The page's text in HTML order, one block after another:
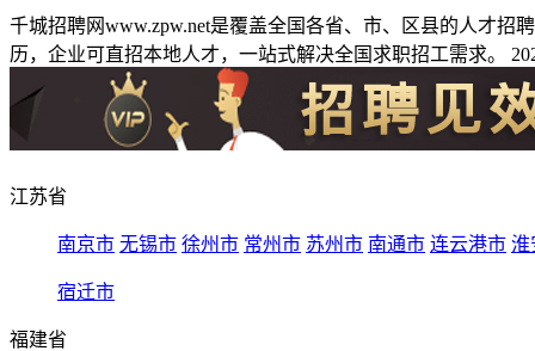
千城招聘网www.zpw.net是覆盖全国各省、市、区县的人才
历，企业可直招本地人才，一站式解决全国求职招工需求。
江苏省
南京市 无锡市 徐州市 常州市 苏州市 南通市 连云港市 淮
宿迁市
福建省